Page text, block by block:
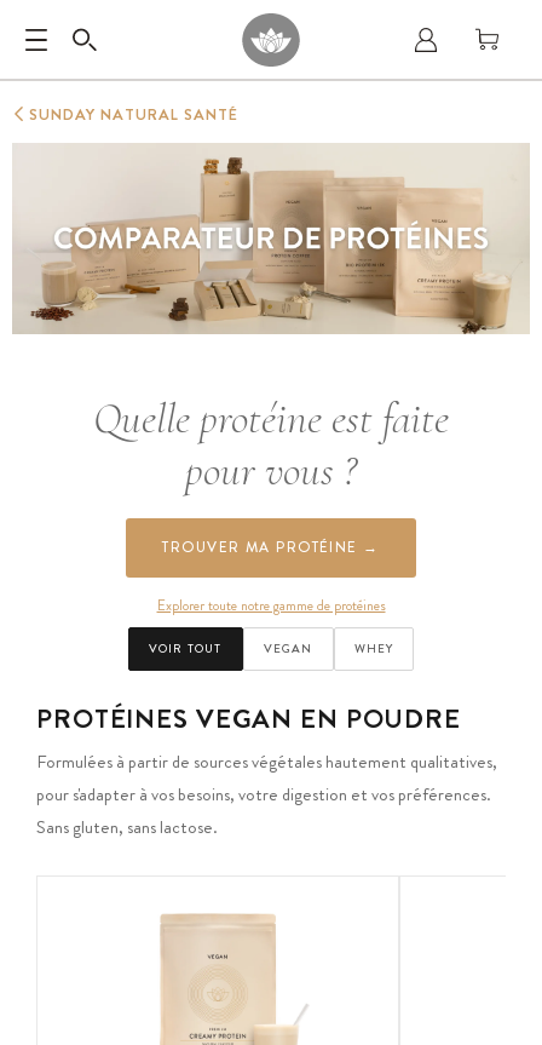
SUNDAY NATURAL SANTÉ
Quelle protéine est faite
pour vous ?
TROUVER MA PROTÉINE →
Explorer toute notre gamme de protéines
VOIR TOUT VEGAN WHEY
PROTÉINES VEGAN EN POUDRE
Formulées à partir de sources végétales hautement qualitatives,
pour s'adapter à vos besoins, votre digestion et vos préférences.
Sans gluten, sans lactose.